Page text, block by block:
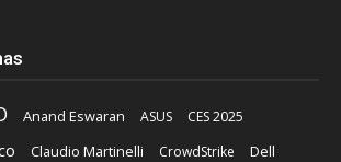
Anand Eswaran ASUS
CES 2025
Claudio Martinelli CrowdStrike Dell